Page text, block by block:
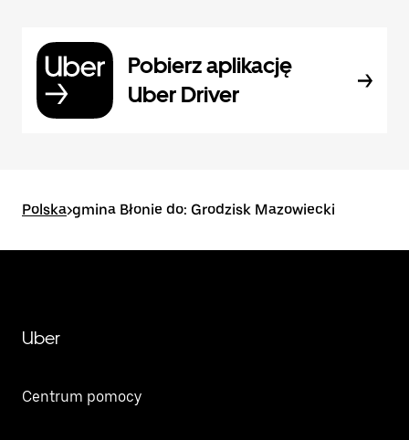
Pobierz aplikację
Uber Driver
Polska>gmina Błonie do: Grodzisk Mazowiecki
Uber
Centrum pomocy